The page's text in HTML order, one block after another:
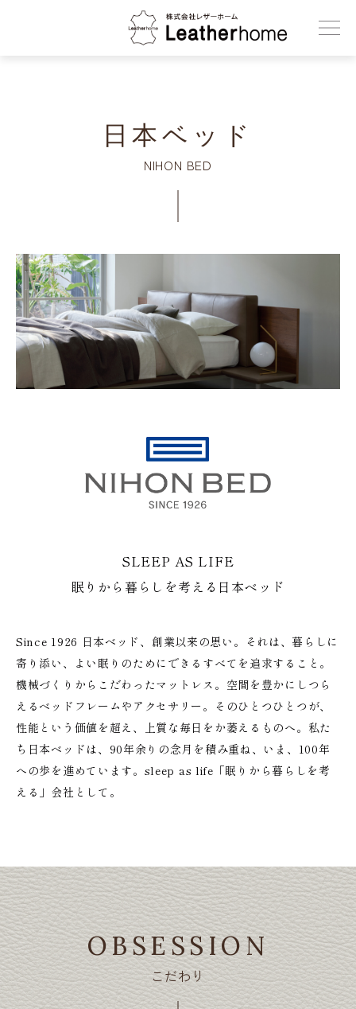
株式会社レザーホーム
日本ベッド
NIHON BED
SLEEP AS LIFE
眠りから暮らしを考える日本ベッド
Since 1926 日本ベッド、創業以来の思い。それは、暮らしに
寄り添い、よい眠りのためにできるすべてを追求すること。
機械づくりからこだわったマットレス。空間を豊かにしつら
えるベッドフレームやアクセサリー。そのひとつひとつが、
性能という価値を超え、上質な毎日をか萎えるものへ。私た
ち日本ベッドは、90年余りの念月を積み重ね、いま、100年
への歩を進めています。sleep as life「眠りから暮らしを考
える」会社として。
OBSESSION
こだわり